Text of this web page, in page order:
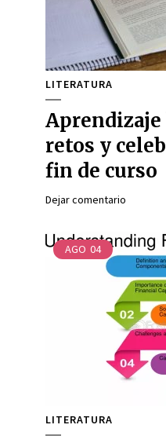
LITERATURA
Aprendizaje
retos y
fin de curso
Dejar comentario
AGO 04
LITERATURA